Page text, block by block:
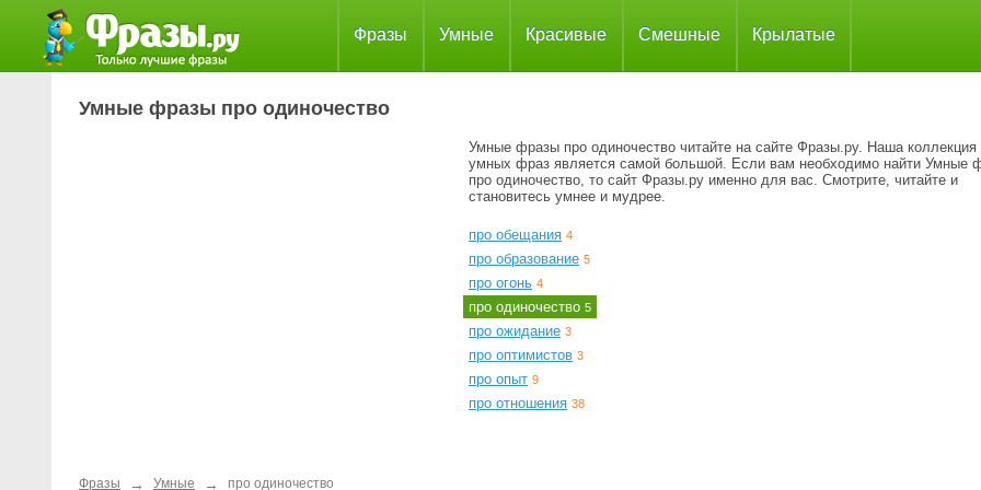
Фразы Умные Красивые Смешные Крылатые
Умные фразы про одиночество
Умные фразы про одиночество читайте на сайте Фразы.ру. Наша коллекция
умных фраз является самой большой. Если вам необходимо найти Умные
про одиночество, то сайт Фразы.ру именно для вас. Смотрите, читайте и
становитесь умнее и мудрее.
про обещания 4
про образование 5
про огонь 4
про одиночество 5
про ожидание 3
про оптимистов 3
про опыт 9
про отношения 38
Фразы → Умные → про одиночество